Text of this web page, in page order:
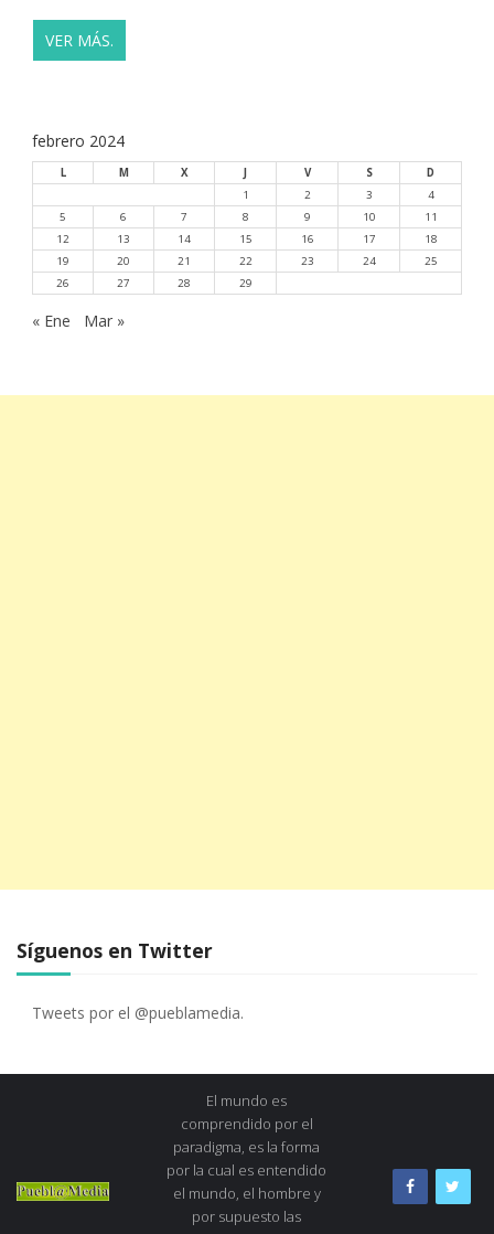
VER MÁS.
febrero 2024
L M X V S
D
1
2 3
4
5
6 7 8 9 10
11
12
13 14 15 16 17
18
19
20 21 22 23 24
25
26
27 28 29
« Ene Mar »
Síguenos en Twitter
Tweets por el @pueblamedia.
El mundo es
comprendido por el
paradigma, es la forma
por la cual es entendido
el mundo, el hombre y
por supuesto las